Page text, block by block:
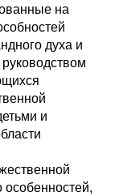
на
духа и
и
особенностей,